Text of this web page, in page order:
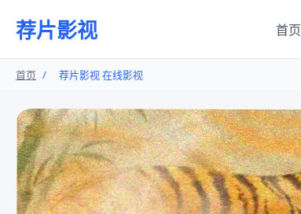
荐片影视 首页
首页 / 荐片影视 在线影视